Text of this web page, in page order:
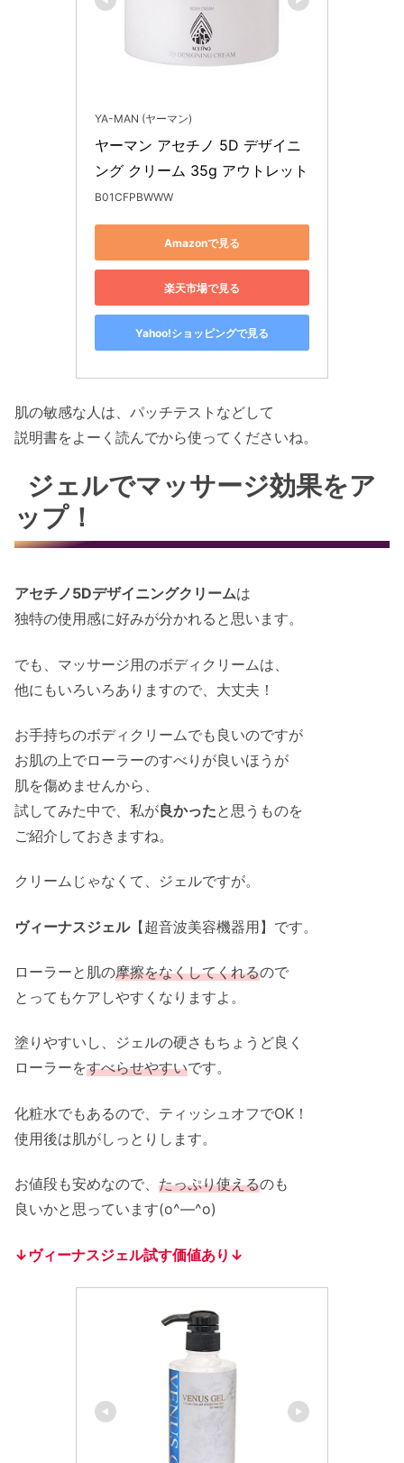
YA-MAN (ヤーマン)
ヤーマン アセチノ 5D デザイニ
ング クリーム 35g アウトレット
B01CFPBWWW
Amazonで見る
楽天市場で見る
Yahoo!ショッピングで見る
肌の敏感な人は、パッチテストなどして
説明書をよーく読んでから使ってくださいね。
ジェルでマッサージ効果をア
ップ！
アセチノ5Dデザイニングクリームは
独特の使用感に好みが分かれると思います。
でも、マッサージ用のボディクリームは、
他にもいろいろありますので、大丈夫！
お手持ちのボディクリームでも良いのですが
お肌の上でローラーのすべりが良いほうが
肌を傷めませんから、
試してみた中で、私が良かったと思うものを
ご紹介しておきますね。
クリームじゃなくて、ジェルですが。
ヴィーナスジェル【超音波美容機器用】です。
ローラーと肌の摩擦をなくしてくれるので
とってもケアしやすくなりますよ。
塗りやすいし、ジェルの硬さもちょうど良く
ローラーをすべらせやすいです。
化粧水でもあるので、ティッシュオフでOK！
使用後は肌がしっとりします。
お値段も安めなので、 たっぷり使えるのも
良いかと思っています(o^―^o)
↓ヴィーナスジェル試す価値あり↓